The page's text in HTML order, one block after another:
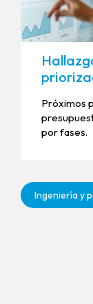
Próximos
por fases.
Ingeniería y